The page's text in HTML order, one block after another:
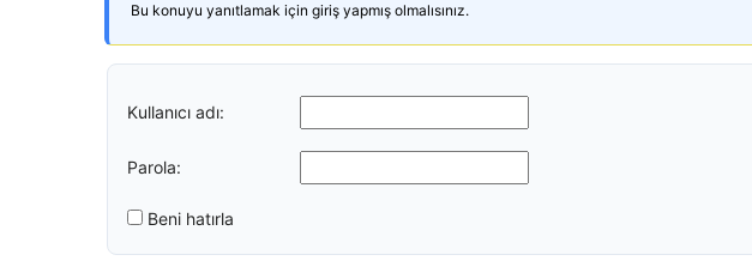
Bu konuyu yanıtlamak için giriş yapmış olmalısınız.
Kullanıcı adı:
Parola:
Beni hatırla